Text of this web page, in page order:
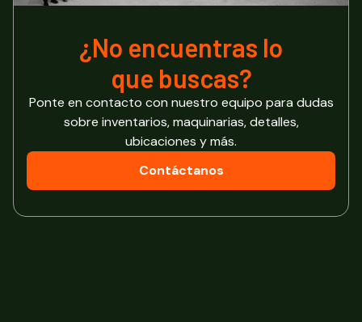
¿No encuentras lo
que buscas?
Ponte en contacto con nuestro equipo para dudas
sobre inventarios, maquinarias, detalles,
ubicaciones y más.
Contáctanos